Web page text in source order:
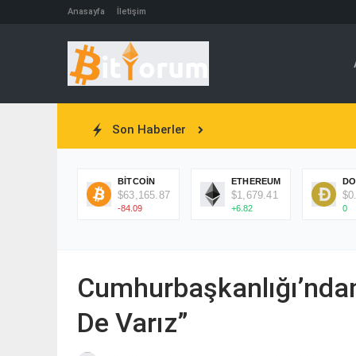
Anasayfa İletişim
Son Haberler
BITCOIN
$63,165.87
-84.09
ETHEREUM
$1,679.41
+6.82 0
De Varız”